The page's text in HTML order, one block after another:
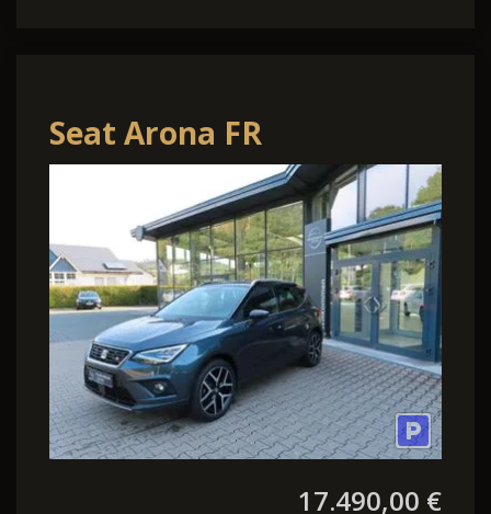
Seat Arona FR
17.490,00 €